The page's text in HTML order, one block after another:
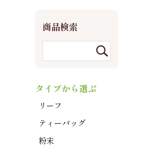
商品検索
タイプから選ぶ
リーフ
ティーバッグ
粉末